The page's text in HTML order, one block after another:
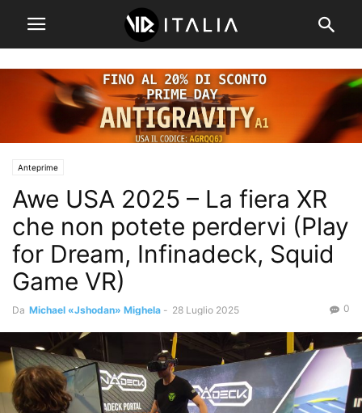
Anteprime
Awe USA 2025 – La fiera XR
che non potete perdervi (Play
for Dream, Infinadeck, Squid
Game VR)
Da Michael «Jshodan» Mighela - 28 Luglio 2025 0